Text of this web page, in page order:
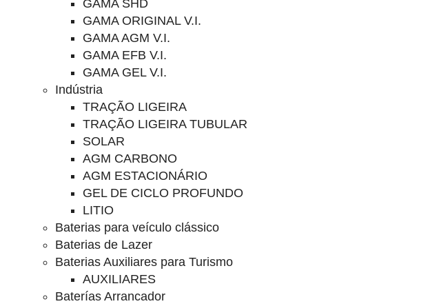
GAMA SHD
GAMA ORIGINAL V.I.
GAMA AGM V.I.
GAMA EFB V.I.
GAMA GEL V.I.
Indústria
TRAÇÃO LIGEIRA
TRAÇÃO LIGEIRA TUBULAR
SOLAR
AGM CARBONO
AGM ESTACIONÁRIO
GEL DE CICLO PROFUNDO
LITIO
Baterias para veículo clássico
Baterias de Lazer
Baterias Auxiliares para Turismo
AUXILIARES
Baterías Arrancador